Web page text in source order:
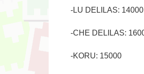
-LU DELILAS: 14000
-CHE DELILAS:
-KORU: 15000